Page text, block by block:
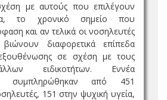
με αυτούς που επιλέγουν
το χρονικό σημείο που
και αν τελικά οι νοσηλευτές
διαφορετικά επίπεδα
εξουθένωσης σε σχέση με τους
ειδικοτήτων. Εννέα
συμπληρώθηκαν από 451
151 στην ψυχική υγεία,